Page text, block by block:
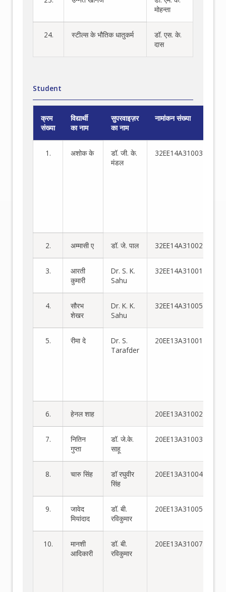
मोहन्ता
24. स्टील्स के भौतिक धातुकर्म
डॉ. एस. के.
दास
Student
क्रम
संख्या
विद्यार्थी
का नाम
सुपरवाइज़र
का नाम
नामांकन संख्या
1. अशोक के
डॉ. जी. के.
मंडल
32EE14A31003
2. अम्मासी ए डॉ. जे. पाल 32EE14A31002
3.
आरती
कुमारी
Dr. S. K.
Sahu
32EE14A31001
4.
सौरभ
शेखर
Dr. K. K.
Sahu
32EE14A31005
5. रीमा दे
Dr. S.
Tarafder
20EE13A31001
6. हेनल शाह 20EE13A31002
7.
नितिन
गुप्ता
डॉ. जे.के.
साहू
20EE13A31003
8. चारु सिंह
डॉ रघुवीर
सिंह
20EE13A31004
9.
जावेद
मियांदाद
डॉ. बी.
रविकुमार
20EE13A31005
10.
मानशी
आदिकारी
डॉ. बी.
रविकुमार
20EE13A31007